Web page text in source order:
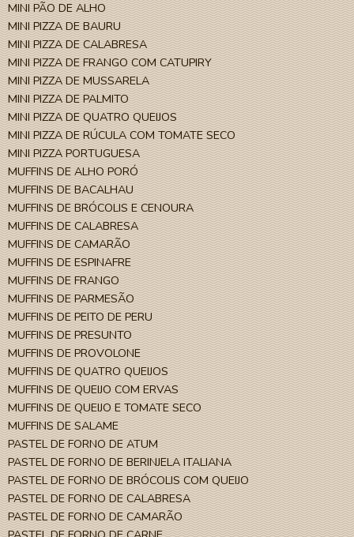
MINI PÃO DE ALHO
MINI PIZZA DE BAURU
MINI PIZZA DE CALABRESA
MINI PIZZA DE FRANGO COM CATUPIRY
MINI PIZZA DE MUSSARELA
MINI PIZZA DE PALMITO
MINI PIZZA DE QUATRO QUEIJOS
MINI PIZZA DE RÚCULA COM TOMATE SECO
MINI PIZZA PORTUGUESA
MUFFINS DE ALHO PORÓ
MUFFINS DE BACALHAU
MUFFINS DE BRÓCOLIS E CENOURA
MUFFINS DE CALABRESA
MUFFINS DE CAMARÃO
MUFFINS DE ESPINAFRE
MUFFINS DE FRANGO
MUFFINS DE PARMESÃO
MUFFINS DE PEITO DE PERU
MUFFINS DE PRESUNTO
MUFFINS DE PROVOLONE
MUFFINS DE QUATRO QUEIJOS
MUFFINS DE QUEIJO COM ERVAS
MUFFINS DE QUEIJO E TOMATE SECO
MUFFINS DE SALAME
PASTEL DE FORNO DE ATUM
PASTEL DE FORNO DE BERINJELA ITALIANA
PASTEL DE FORNO DE BRÓCOLIS COM QUEIJO
PASTEL DE FORNO DE CALABRESA
PASTEL DE FORNO DE CAMARÃO